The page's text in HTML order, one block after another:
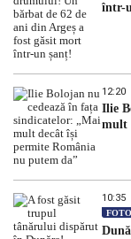
într-
12:20
Ilie
mult
10:35
FOTO